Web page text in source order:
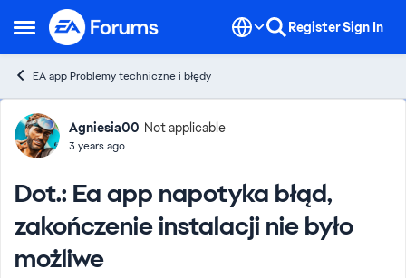
Open Side Menu
Skip to content RegisterSign In
EA app Problemy techniczne i błędy
Forum Discussion
Agniesia00 Not applicable
3 years ago
Dot.: Ea app napotyka błąd,
zakończenie instalacji nie było
możliwe